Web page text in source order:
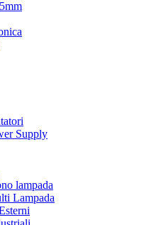
Supply
lampada
Lampada